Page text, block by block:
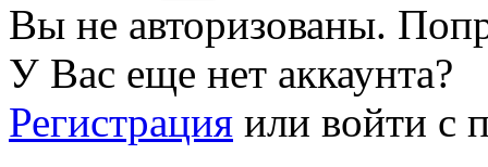
Вы не авторизованы.
У Вас еще нет аккаунта?
Регистрация или войти с